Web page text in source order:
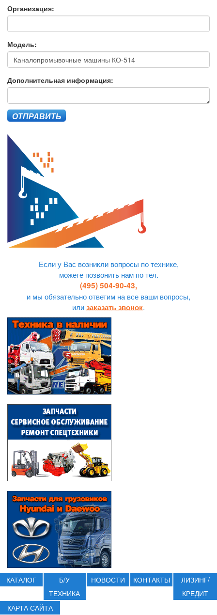
Организация:
Модель:
Дополнительная информация:
ОТПРАВИТЬ
Если у Вас возникли вопросы по технике,
можете позвонить нам по тел.
(495) 504-90-43,
и мы обязательно ответим на все ваши вопросы,
илизаказать звонок.
КАТАЛОГ
Б/У
ТЕХНИКА
НОВОСТИ КОНТАКТЫ
ЛИЗИНГ/
КРЕДИТ
КАРТА САЙТА